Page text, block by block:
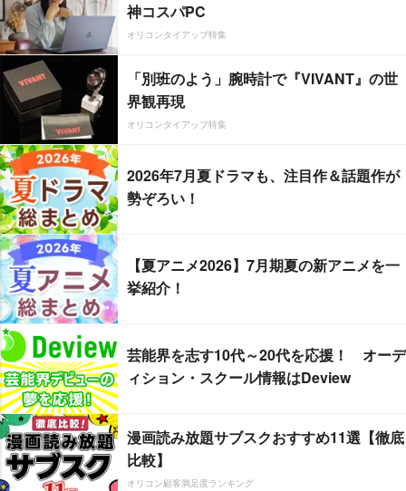
神コスパPC
オリコンタイアップ特集
「別班のよう」腕時計で『VIVANT』の世
界観再現
オリコンタイアップ特集
2026年7月夏ドラマも、注目作＆話題作が
勢ぞろい！
【夏アニメ2026】7月期夏の新アニメを一
挙紹介！
芸能界を志す10代～20代を応援！ オーデ
ィション・スクール情報はDeview
漫画読み放題サブスクおすすめ11選【徹底
比較】
オリコン顧客満足度ランキング